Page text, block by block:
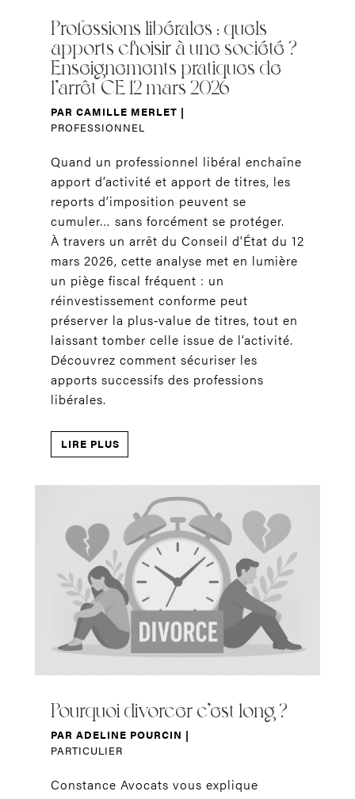
Professions libérales : quels
apports choisir à une société ?
Enseignements pratiques de
l’arrêt CE 12 mars 2026
PAR CAMILLE MERLET |
PROFESSIONNEL
Quand un professionnel libéral enchaîne
apport d’activité et apport de titres, les
reports d’imposition peuvent se
cumuler… sans forcément se protéger.
À travers un arrêt du Conseil d’État du 12
mars 2026, cette analyse met en lumière
un piège fiscal fréquent : un
réinvestissement conforme peut
préserver la plus‑value de titres, tout en
laissant tomber celle issue de l’activité.
Découvrez comment sécuriser les
apports successifs des professions
libérales.
LIRE PLUS
Pourquoi divorcer c’est long ?
PAR ADELINE POURCIN |
PARTICULIER
Constance Avocats vous explique